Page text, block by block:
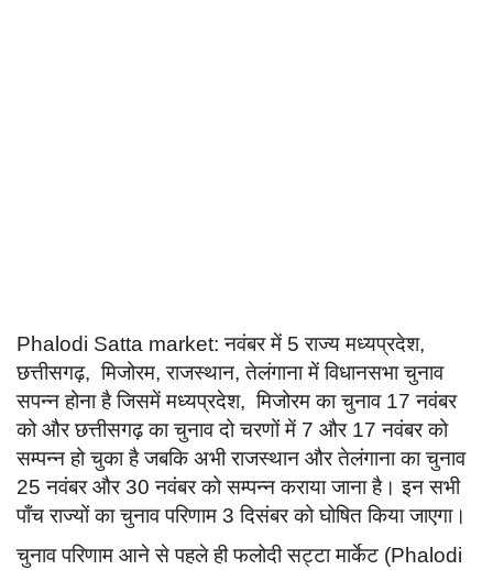
Phalodi Satta market: नवंबर में 5 राज्य मध्यप्रदेश,
छत्तीसगढ़, मिजोरम, राजस्थान, तेलंगाना में विधानसभा चुनाव
सपन्न होना है जिसमें मध्यप्रदेश, मिजोरम का चुनाव 17 नवंबर
को और छत्तीसगढ़ का चुनाव दो चरणों में 7 और 17 नवंबर को
सम्पन्न हो चुका है जबकि अभी राजस्थान और तेलंगाना का चुनाव
25 नवंबर और 30 नवंबर को सम्पन्न कराया जाना है। इन सभी
पाँच राज्यों का चुनाव परिणाम 3 दिसंबर को घोषित किया जाएगा।
चुनाव परिणाम आने से पहले ही फलोदी सट्टा मार्केट (Phalodi